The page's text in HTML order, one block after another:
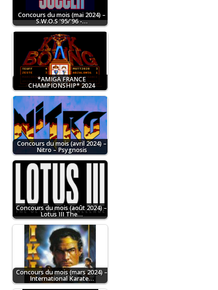
Concours du mois (mai 2024) –
S.W.O.S '95/'96 -…
*AMIGA FRANCE
CHAMPIONSHIP* 2024
Concours du mois (avril 2024) –
Nitro – Psygnosis
Concours du mois (août 2024) –
Lotus III The…
Concours du mois (mars 2024) –
International Karate…